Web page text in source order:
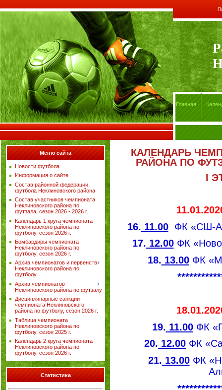
Главная
Меню сайта
Новости футбола
Информация о сайте
Состав районной федерации
футбола Неклиновского района
Состав участников чемпионата
Неклиновского района по
футзала, сезон 2026 - 2026 г.
Календарь 1 круга чемпионата
Неклиновского района по
футболу, сезон 2026 г.
Бомбардиры чемпионата
Неклиновского района по
футболу, сезон 2026 г.
Архив чемпионатов и первенств
Неклиновского района по
футболу.
Архив чемпионатов
Неклиновского района по футзалу
Дисциплинарные санкции
чемпионата Неклиновского
района по футболу, сезон 2026 г.
Таблица чемпионата
Неклиновского района по
футболу, сезон 2025 г.
Календарь 2 круга чемпионата
Неклиновского района по
футболу, сезон 2026 г.
Статистика
КАЛЕНДАРЬ
РАЙОНА ПО
I
16. 11.00ФК «СШ-
17. 12.00ФК
18. 13.00ФК
19. 11.00ФК
20. 12.00 ФК
21. 13.00ФК